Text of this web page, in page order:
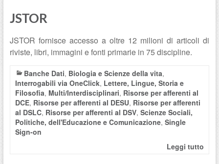
JSTOR
JSTOR fornisce accesso a oltre 12 milioni di articoli di
riviste, libri, immagini e fonti primarie in 75 discipline.
Banche Dati, Biologia e Scienze della vita,
Interrogabili via OneClick, Lettere, Lingue, Storia e
Filosofia, Multi/Interdisciplinari, Risorse per afferenti al
DCE, Risorse per afferenti al DESU, Risorse per afferenti
al DSLC, Risorse per afferenti al DSV, Scienze Sociali,
Politiche, dell'Educazione e Comunicazione, Single
Sign-on
Leggi tutto